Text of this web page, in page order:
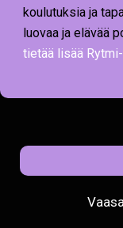
koulutuksia ja
luovaa ja elävää
tietää lisää